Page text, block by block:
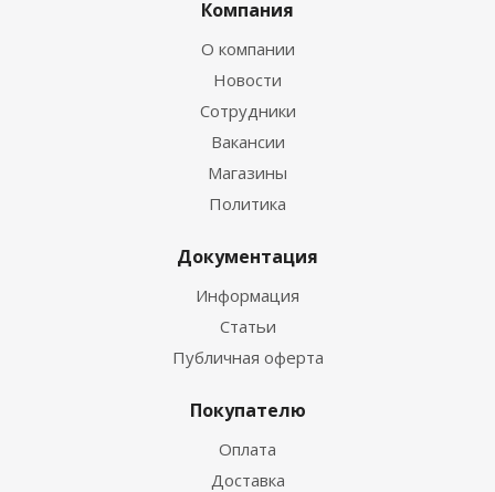
Компания
О компании
Новости
Сотрудники
Вакансии
Магазины
Политика
Документация
Информация
Статьи
Публичная оферта
Покупателю
Оплата
Доставка